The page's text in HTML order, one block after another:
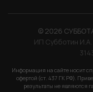
© 2026
ИП Субботин
Информация на сайте носит
офертой (ст. 437 ГК РФ).
результаты не являются